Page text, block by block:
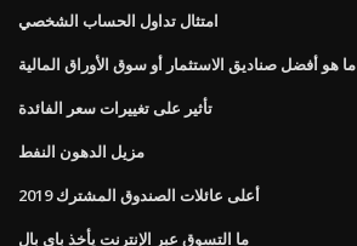
امتثال تداول الحساب الشخصي
ما هو أفضل صناديق الاستثمار أو سوق الأوراق المالية
تأثير على تغييرات سعر الفائدة
مزيل الدهون النفط
أعلى عائلات الصندوق المشترك 2019
ما التسوق عبر الإنترنت يأخذ باي بال